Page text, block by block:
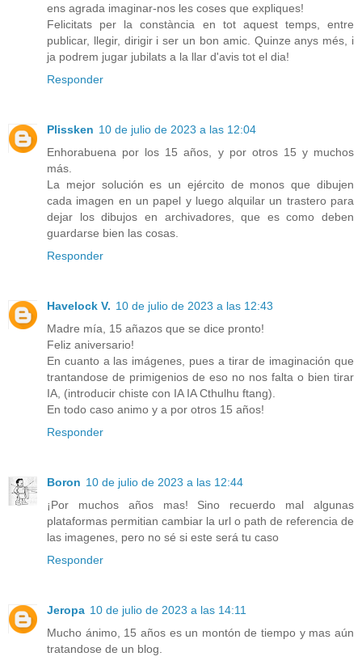
ens agrada imaginar-nos les coses que expliques!
Felicitats per la constància en tot aquest temps, entre
publicar, llegir, dirigir i ser un bon amic. Quinze anys més, i
ja podrem jugar jubilats a la llar d'avis tot el dia!
Responder
Plissken 10 de julio de 2023 a las 12:04
Enhorabuena por los 15 años, y por otros 15 y muchos
más.
La mejor solución es un ejército de monos que dibujen
cada imagen en un papel y luego alquilar un trastero para
dejar los dibujos en archivadores, que es como deben
guardarse bien las cosas.
Responder
Havelock V. 10 de julio de 2023 a las 12:43
Madre mía, 15 añazos que se dice pronto!
Feliz aniversario!
En cuanto a las imágenes, pues a tirar de imaginación que
trantandose de primigenios de eso no nos falta o bien tirar
IA, (introducir chiste con IA IA Cthulhu ftang).
En todo caso animo y a por otros 15 años!
Responder
Boron 10 de julio de 2023 a las 12:44
¡Por muchos años mas! Sino recuerdo mal algunas
plataformas permitian cambiar la url o path de referencia de
las imagenes, pero no sé si este será tu caso
Responder
Jeropa 10 de julio de 2023 a las 14:11
Mucho ánimo, 15 años es un montón de tiempo y mas aún
tratandose de un blog.